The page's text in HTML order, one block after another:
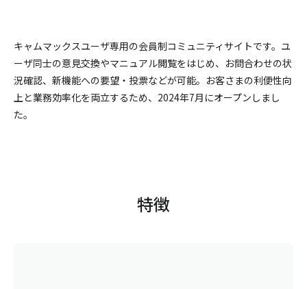
キャムマックスユーザ専用の会員制コミュニティサイトです。 ユ
ーザ同士の意見交換やマニュアル閲覧をはじめ、お問合わせの状
況確認、新機能への要望・投票などが可能。 お客さまの利便性向
上と業務効率化を両立するため、2024年7月にオープンしまし
た。
特徴